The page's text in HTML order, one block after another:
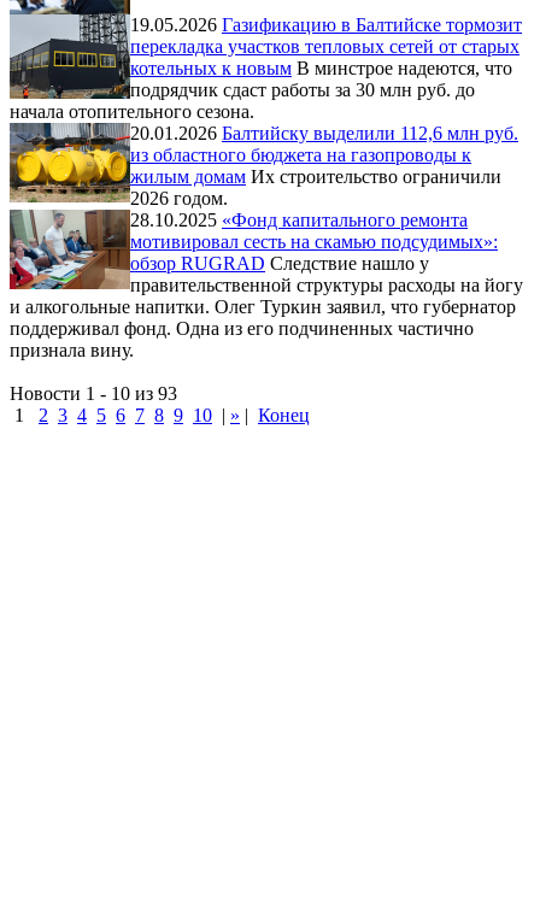
19.05.2026 Газификацию в Балтийске тормозит
перекладка участков тепловых сетей от старых
котельных к новым В минстрое надеются, что
подрядчик сдаст работы за 30 млн руб. до
начала отопительного сезона.
20.01.2026 Балтийску выделили 112,6 млн руб.
из областного бюджета на газопроводы к
жилым домам Их строительство ограничили
2026 годом.
28.10.2025 «Фонд капитального ремонта
мотивировал сесть на скамью подсудимых»:
обзор RUGRAD Следствие нашло у
правительственной структуры расходы на йогу
и алкогольные напитки. Олег Туркин заявил, что губернатор
поддерживал фонд. Одна из его подчиненных частично
признала вину.
Новости 1 - 10 из 93
1
2 3 4 5 6 7 8 9 10 | » | Конец